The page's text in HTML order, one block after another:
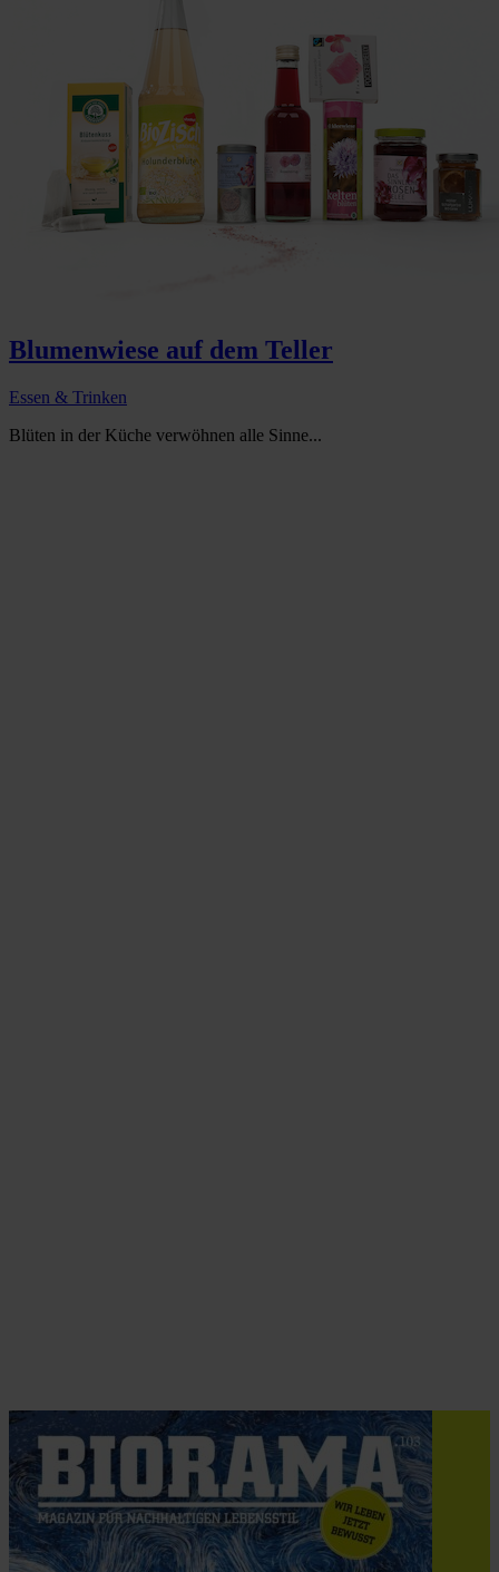
Blumenwiese auf dem Teller
Essen & Trinken
Blüten in der Küche verwöhnen alle Sinne...